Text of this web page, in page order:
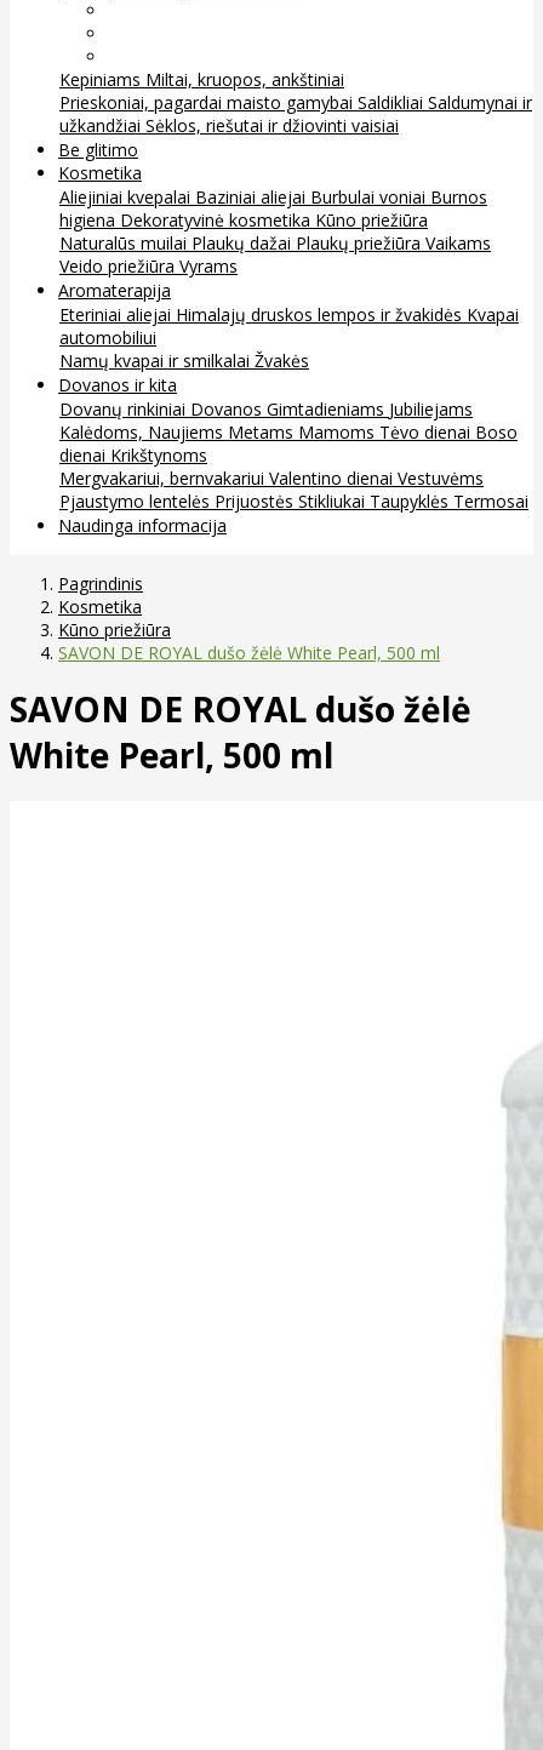
Kepiniams Miltai, kruopos, ankštiniai
Prieskoniai, pagardai maisto gamybai Saldikliai Saldumynai ir
užkandžiai Sėklos, riešutai ir džiovinti vaisiai
Be glitimo
Kosmetika
Aliejiniai kvepalai Baziniai aliejai Burbulai voniai Burnos
higiena Dekoratyvinė kosmetika Kūno priežiūra
Naturalūs muilai Plaukų dažai Plaukų priežiūra Vaikams
Veido priežiūra Vyrams
Aromaterapija
Eteriniai aliejai Himalajų druskos lempos ir žvakidės Kvapai
automobiliui
Namų kvapai ir smilkalai Žvakės
Dovanos ir kita
Dovanų rinkiniai Dovanos Gimtadieniams Jubiliejams
Kalėdoms, Naujiems Metams Mamoms Tėvo dienai Boso
dienai Krikštynoms
Mergvakariui, bernvakariui Valentino dienai Vestuvėms
Pjaustymo lentelės Prijuostės Stikliukai Taupyklės Termosai
Naudinga informacija
Pagrindinis
Kosmetika
Kūno priežiūra
SAVON DE ROYAL dušo žėlė White Pearl, 500 ml
SAVON DE ROYAL dušo žėlė
White Pearl, 500 ml